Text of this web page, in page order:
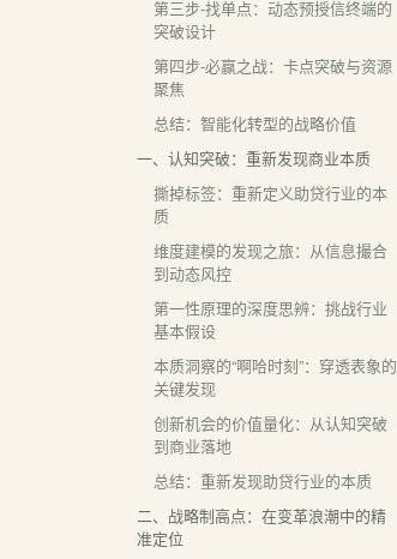
第三步-找单点：动态预授信终端的
突破设计
第四步-必赢之战：卡点突破与资源
聚焦
总结：智能化转型的战略价值
一、认知突破：重新发现商业本质
撕掉标签：重新定义助贷行业的本
质
维度建模的发现之旅：从信息撮合
到动态风控
第一性原理的深度思辨：挑战行业
基本假设
本质洞察的“啊哈时刻”：穿透表象的
关键发现
创新机会的价值量化：从认知突破
到商业落地
总结：重新发现助贷行业的本质
二、战略制高点：在变革浪潮中的精
准定位